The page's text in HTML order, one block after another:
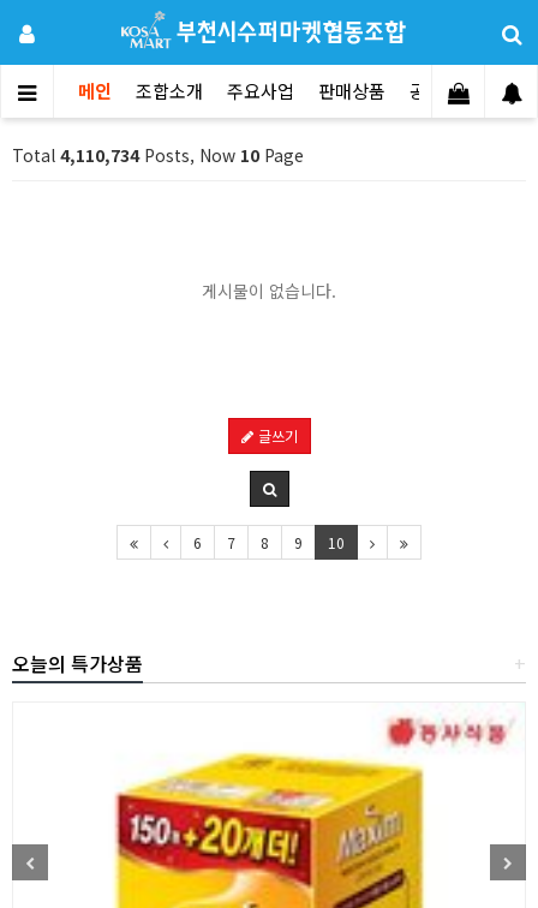
메인 조합소개 주요사업 판매상품 공지사항 문
Total 4,110,734Posts, Now 10 Page
게시물이 없습니다.
글쓰기
6 7 8 9 10
+
오늘의 특가상품